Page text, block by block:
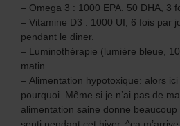
– Omega 3 : 1000 EPA. 50 DHA, 3
– Vitamine D3 : 1000 UI, 6 fois par
pendant le diner.
– Luminothérapie (lumière bleue,
matin.
– Alimentation hypotoxique: alors
pourquoi. Même si je n’ai pas de
alimentation saine donne beaucoup